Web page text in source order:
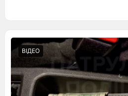
ВІДЕО